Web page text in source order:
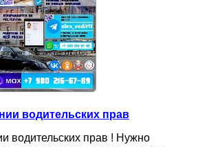
водительских прав
водительских прав ! Нужно